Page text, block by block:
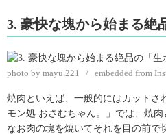
3. 豪快な塊から始まる絶
photo by mayu.221 / embedded from
焼肉といえば、一般的にはカットさ
モン処 おさむちゃん。」では、焼
なお肉の塊を焼いてそれを目の前で